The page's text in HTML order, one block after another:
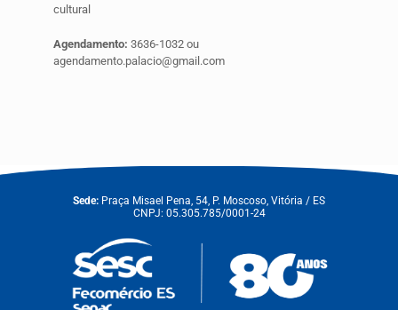
cultural
Agendamento: 3636-1032 ou
agendamento.palacio@gmail.com
Sede: Praça Misael Pena, 54, P. Moscoso, Vitória / ES
CNPJ: 05.305.785/0001-24